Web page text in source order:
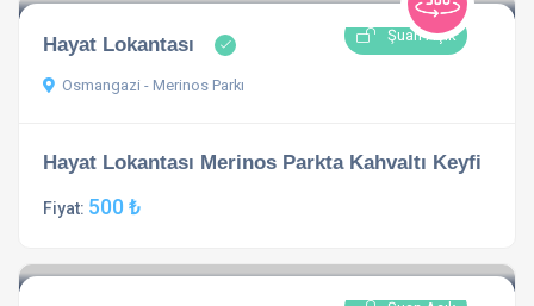
Şuan Açık
Hayat Lokantası
Osmangazi - Merinos Parkı
Hayat Lokantası Merinos Parkta Kahvaltı Keyfi
Fiyat: 500 ₺